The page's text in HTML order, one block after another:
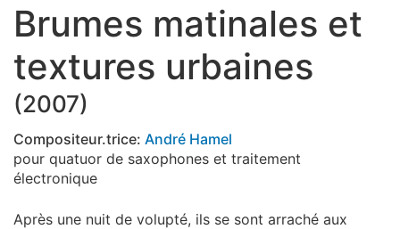
Brumes matinales et
textures urbaines
(2007)
Compositeur.trice: André Hamel
pour quatuor de saxophones et traitement
électronique
Après une nuit de volupté, ils se sont arraché aux